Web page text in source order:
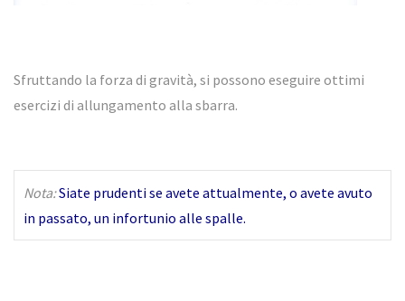
Sfruttando la forza di gravità, si possono eseguire ottimi
esercizi di allungamento alla sbarra.
Nota:Siate prudenti se avete attualmente, o avete avuto
in passato, un infortunio alle spalle.